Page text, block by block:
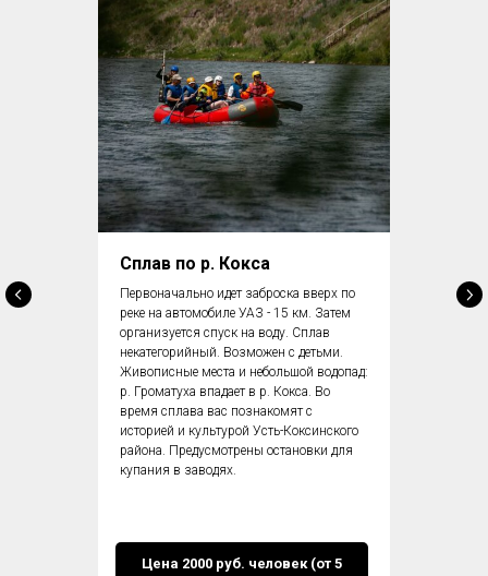
Сплав по р. Кокса
Первоначально идет заброска вверх по
реке на автомобиле УАЗ - 15 км. Затем
организуется спуск на воду. Сплав
некатегорийный. Возможен с детьми.
Живописные места и небольшой водопад:
р. Громатуха впадает в р. Кокса. Во
время сплава вас познакомят с
историей и культурой Усть-Коксинского
района. Предусмотрены остановки для
купания в заводях.
Цена 2000 руб. человек (от 5